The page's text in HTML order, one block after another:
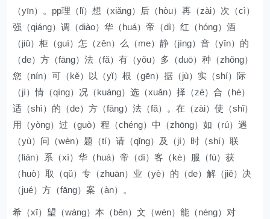
（yīn）。pp理（lǐ）想（xiǎng）后（hòu）再（zài）次（cì）
强（qiáng）调（diào）华（huá）帝（dì）红（hóng）酒
（jiǔ）柜（guì）怎（zěn）么（me）静（jìng）音（yīn）的
（de）方（fāng）法（fǎ）有（yǒu）多（duō）种（zhǒng）
您（nín）可（kě）以（yǐ）根（gēn）据（jù）实（shí）际
（jì）情（qíng）况（kuàng）选（xuǎn）择（zé）合（hé）
适（shì）的（de）方（fāng）法（fǎ）。在（zài）使（shǐ）
用（yòng）过（guò）程（chéng）中（zhōng）如（rú）遇
（yù）问（wèn）题（tí）请（qǐng）及（jí）时（shí）联
（lián）系（xì）华（huá）帝（dì）客（kè）服（fú）获
（huò）取（qǔ）专（zhuān）业（yè）的（de）解（jiě）决
（jué）方（fāng）案（àn）。
希（xī）望（wàng）本（běn）文（wén）能（néng）对